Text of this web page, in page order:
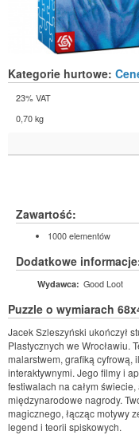
Kategorie hurtowe:
23% VAT
0,70 kg
Zawartość:
1000 elementów
Dodatkowe
Wydawca: Good Loot
Puzzle o wymiarach
Jacek Szleszyński ukończył
Plastycznych we Wrocławiu.
malarstwem, grafiką cyfrową,
interaktywnymi. Jego filmy i
festiwalach na całym
międzynarodowe nagrody.
magicznego, łącząc motywy
legend i teorii spiskowych.